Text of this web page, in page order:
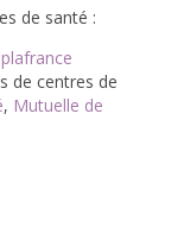
de santé :
de centres de
, Mutuelle de